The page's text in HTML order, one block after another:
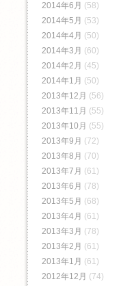
2014年6月 (58)
2014年5月 (53)
2014年4月 (50)
2014年3月 (60)
2014年2月 (45)
2014年1月 (50)
2013年12月 (56)
2013年11月 (55)
2013年10月 (55)
2013年9月 (72)
2013年8月 (70)
2013年7月 (61)
2013年6月 (78)
2013年5月 (68)
2013年4月 (61)
2013年3月 (78)
2013年2月 (61)
2013年1月 (61)
2012年12月 (74)